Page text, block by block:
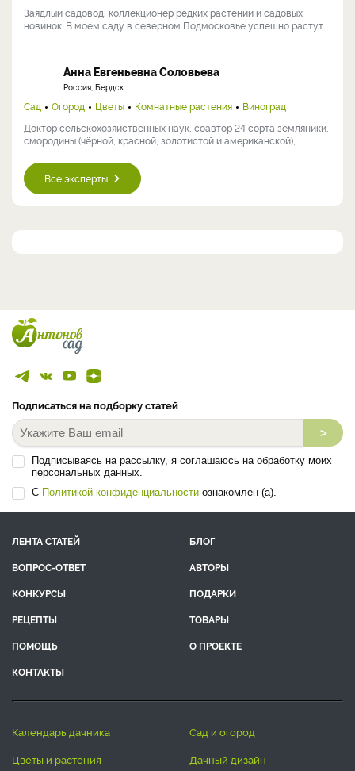
Заядлый садовод, коллекционер редких растений и садовых
новинок. В моем саду в северном Подмосковье успешно растут ...
Анна Евгеньевна Соловьева
Россия, Бердск
Сад Огород Цветы Комнатные растения
Виноград
Доктор сельскохозяйственных наук, соавтор 24 сорта земляники,
смородины (чёрной, красной, золотистой и американской), ...
Все эксперты
Подписаться на подборку статей
>
Подписываясь на рассылку, я соглашаюсь на обработку моих
персональных данных.
С Политикой конфиденциальности ознакомлен (а).
ЛЕНТА СТАТЕЙ
БЛОГ
ВОПРОС-ОТВЕТ
АВТОРЫ
КОНКУРСЫ
ПОДАРКИ
РЕЦЕПТЫ
ТОВАРЫ
ПОМОЩЬ
О ПРОЕКТЕ
КОНТАКТЫ
календарь дачника
сад и огород
цветы и растения
дачный дизайн